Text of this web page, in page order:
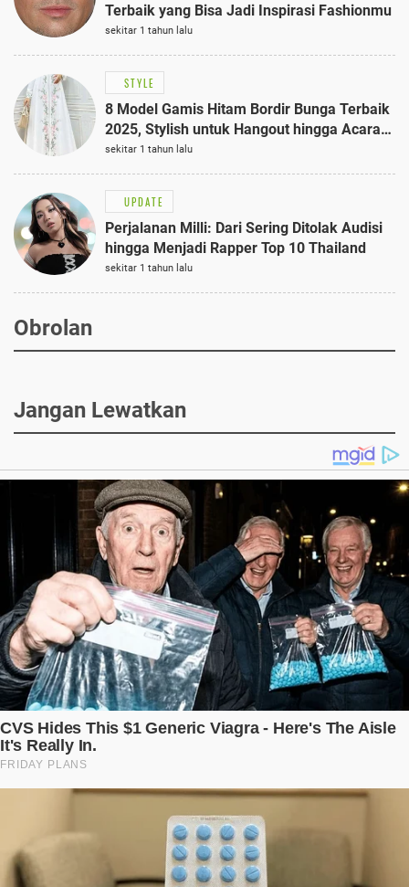
Terbaik yang Bisa Jadi Inspirasi Fashionmu
sekitar 1 tahun lalu
STYLE
8 Model Gamis Hitam Bordir Bunga Terbaik
2025, Stylish untuk Hangout hingga Acara
Semi-Formal
sekitar 1 tahun lalu
UPDATE
Perjalanan Milli: Dari Sering Ditolak Audisi
hingga Menjadi Rapper Top 10 Thailand
sekitar 1 tahun lalu
Obrolan
Jangan Lewatkan